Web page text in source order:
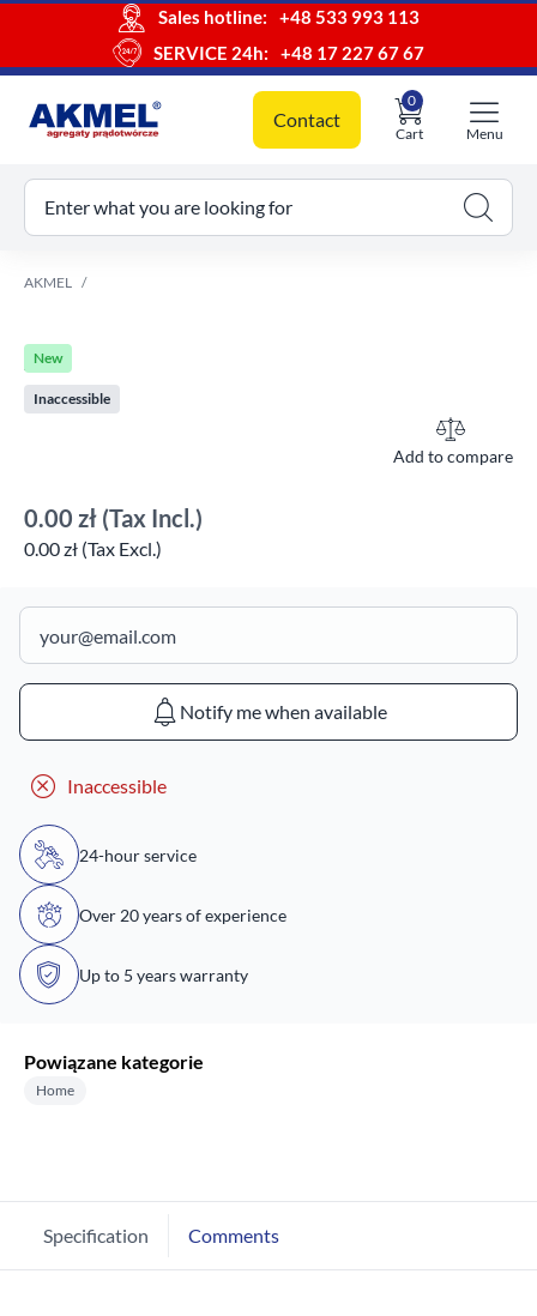
Sales hotline:
+48 533 993 113
SERVICE 24h:
+48 17 227 67 67
Contact
Cart
0
cart
Menu
Enter what you are looking for
AKMEL
New
Inaccessible
Add to compare
0.00 zł (Tax Incl.)
0.00 zł (Tax Excl.)
Notify me when available
Inaccessible
24-hour service
Over 20 years of experience
Up to 5 years warranty
Powiązane kategorie
Home
Specification Comments